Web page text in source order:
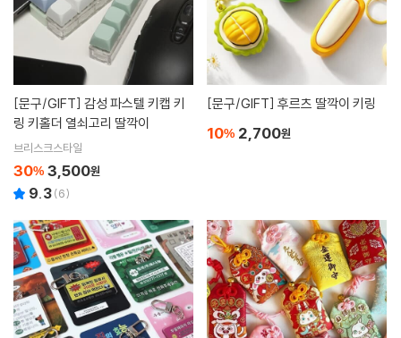
[문구/GIFT]
링 키홀더 열쇠고리 딸깍이
브리스크스타일
30% 3,500원
9.3(6)
[문구/GIFT] 후르츠 딸깍이 키링
10% 2,700원